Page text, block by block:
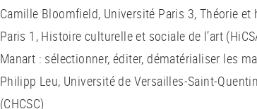
Camille Bloomfield, Université Paris 3, Théorie
Paris 1, Histoire culturelle et sociale de l’art
Manart : sélectionner, éditer, dématérialiser les
Philipp Leu, Université de Versailles-Saint-
(CHCSC)